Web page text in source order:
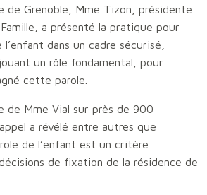
de Grenoble, Mme Tizon, présidente
a présenté la pratique pour
dans un cadre sécurisé,
un rôle fondamental, pour
cette parole.
de Mme Vial sur près de 900
a révélé entre autres que
de l’enfant est un critère
de fixation de la résidence de